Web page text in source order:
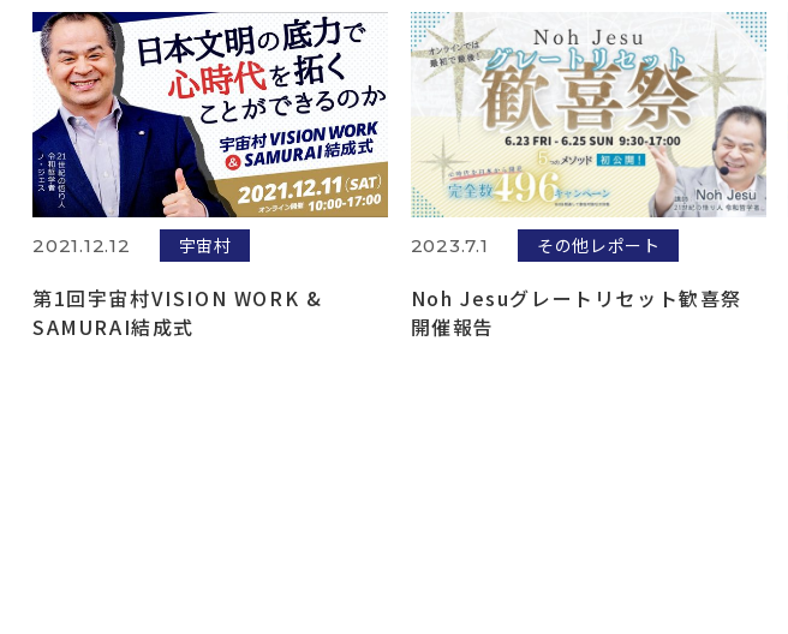
2021.12.12 宇宙村
第1回宇宙村VISION WORK &
SAMURAI結成式
2023.7.1 その他レポート
Noh Jesuグレートリセット歓喜祭
開催報告